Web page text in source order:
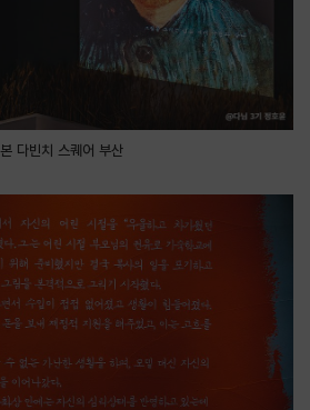
본 다빈치 스퀘어 부산